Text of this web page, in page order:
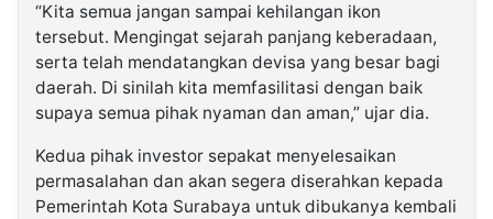
“Kita semua jangan sampai kehilangan ikon
tersebut. Mengingat sejarah panjang keberadaan,
serta telah mendatangkan devisa yang besar bagi
daerah. Di sinilah kita memfasilitasi dengan baik
supaya semua pihak nyaman dan aman,” ujar dia.
Kedua pihak investor sepakat menyelesaikan
permasalahan dan akan segera diserahkan kepada
Pemerintah Kota Surabaya untuk dibukanya kembali